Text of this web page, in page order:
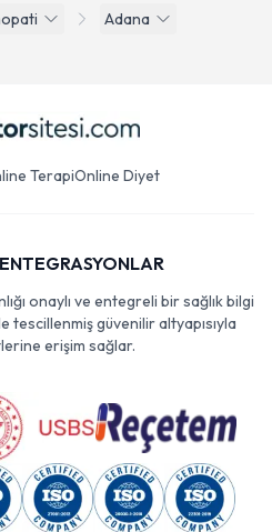
Adana
TerapiOnline Diyet
onaylı ve entegreli bir sağlık bilgi
tescillenmiş güvenilir altyapısıyla
erişim sağlar.